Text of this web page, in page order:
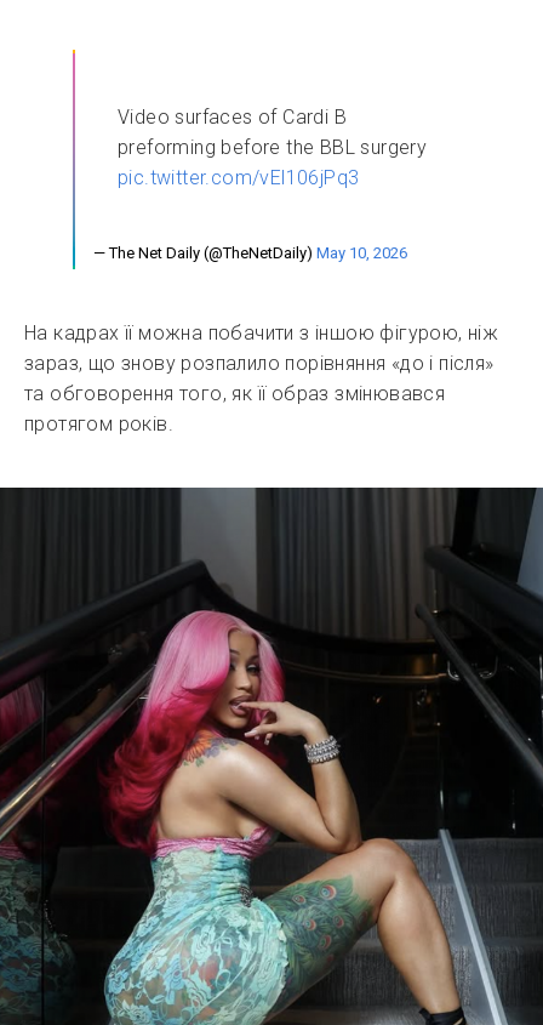
Video surfaces of Cardi B
preforming before the BBL surgery
pic.twitter.com/vEl106jPq3
— The Net Daily (@TheNetDaily) May 10, 2026
На кадрах її можна побачити з іншою фігурою, ніж
зараз, що знову розпалило порівняння «до і після»
та обговорення того, як її образ змінювався
протягом років.